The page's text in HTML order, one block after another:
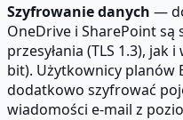
Szyfrowanie danych —
OneDrive i SharePoint
przesyłania (TLS 1.3), jak
bit). Użytkownicy planów
dodatkowo szyfrować
wiadomości e-mail z